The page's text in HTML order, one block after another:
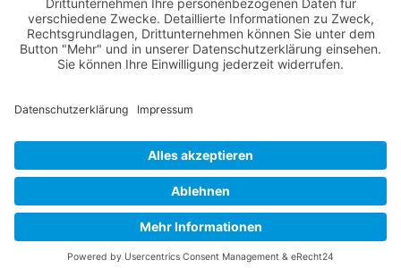
Kontakt
Impressum
Winsen Aktuell// Realisiert von